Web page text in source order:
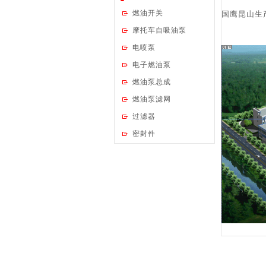
燃油开关
摩托车自吸油泵
电喷泵
电子燃油泵
燃油泵总成
燃油泵滤网
过滤器
密封件
国鹰昆山生